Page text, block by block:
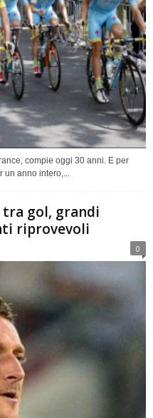
compie oggi 30 anni. E per
un anno intero,...
tra gol, grandi
riprovevoli
0